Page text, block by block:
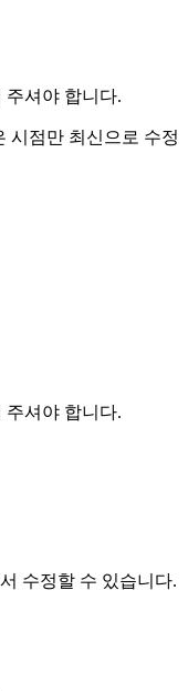
주셔야 합니다.
시점만 최신으로 수정
주셔야 합니다.
수정할 수 있습니다.